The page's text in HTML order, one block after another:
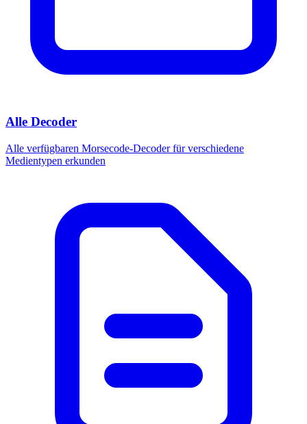
Alle Decoder
Alle verfügbaren Morsecode-Decoder für verschiedene
Medientypen erkunden